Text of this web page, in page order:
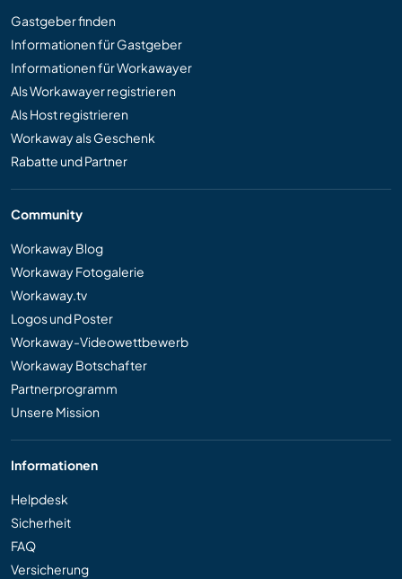
Gastgeber finden
Informationen für Gastgeber
Informationen für Workawayer
Als Workawayer registrieren
Als Host registrieren
Workaway als Geschenk
Rabatte und Partner
Community
Workaway Blog
Workaway Fotogalerie
Workaway.tv
Logos und Poster
Workaway-Videowettbewerb
Workaway Botschafter
Partnerprogramm
Unsere Mission
Informationen
Helpdesk
Sicherheit
FAQ
Versicherung